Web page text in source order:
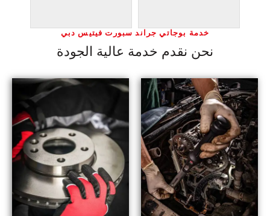
خدمة بوجاتي جراند سبورت فيتيس دبي
نحن نقدم خدمة عالية الجودة